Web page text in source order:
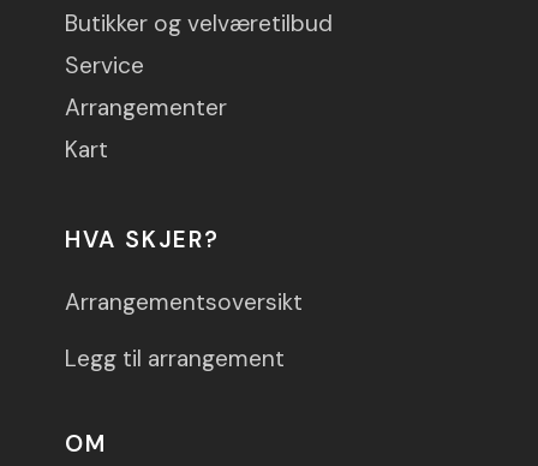
Butikker og velværetilbud
Service
Arrangementer
Kart
HVA SKJER?
Arrangementsoversikt
Legg til arrangement
OM